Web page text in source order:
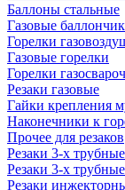
Баллоны стальные
Газовые
Горелки
Газовые горелки
Горелки
Резаки газовые
Гайки крепления
Наконечники к
Прочее для резаков
Резаки 3-х
Резаки 3-х
Резаки